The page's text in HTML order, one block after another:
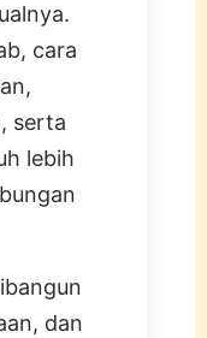
cara
serta
lebih
dan